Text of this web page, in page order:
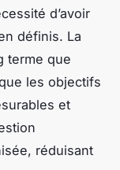
d’avoir
définis. La
terme que
les objectifs
et
réduisant